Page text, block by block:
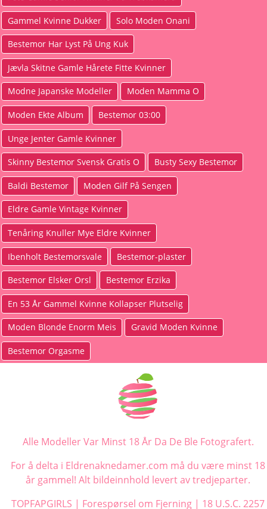
Gammel Kvinne Dukker Solo Moden Onani
Bestemor Har Lyst På Ung Kuk
Jævla Skitne Gamle Hårete Fitte Kvinner
Modne Japanske Modeller Moden Mamma O
Moden Ekte Album Bestemor 03:00
Unge Jenter Gamle Kvinner
Skinny Bestemor Svensk Gratis O Busty Sexy Bestemor
Baldi Bestemor Moden Gilf På Sengen
Eldre Gamle Vintage Kvinner
Tenåring Knuller Mye Eldre Kvinner
Ibenholt Bestemorsvale Bestemor-plaster
Bestemor Elsker Orsl Bestemor Erzika
En 53 År Gammel Kvinne Kollapser Plutselig
Moden Blonde Enorm Meis Gravid Moden Kvinne
Bestemor Orgasme
Alle Modeller Var Minst 18 År Da De Ble Fotografert.
For å delta i Eldrenaknedamer.com må du være minst 18
år gammel! Alt bildeinnhold levert av tredjeparter.
TOPFAPGIRLS | Forespørsel om Fjerning | 18 U.S.C. 2257